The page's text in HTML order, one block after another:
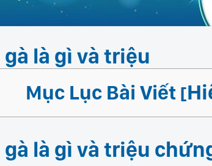
là gì và triệu
Mục Lục Bài Viết [
là gì và triệu